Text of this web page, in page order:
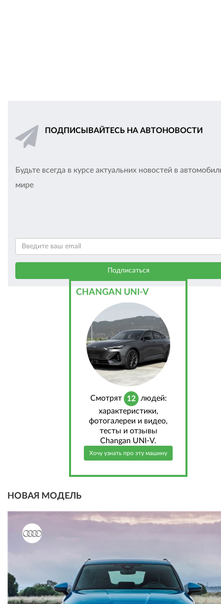
ПОДПИСЫВАЙТЕСЬ НА АВТОНОВОСТИ
Будьте всегда в курсе актуальних новостей в
мире
CHANGAN UNI-V
Cмотрят 12 людей:
характеристики,
фотогалереи и видео,
тесты и отзывы
Changan UNI-V.
Хочу узнать про эту машину
НОВАЯ МОДЕЛЬ